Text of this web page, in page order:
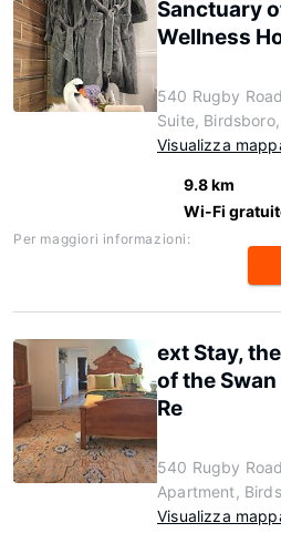
Sanctuary
Wellness
540 Rugby Road
Suite,
Visualizza
9.8 km
Wi-Fi
Per maggiori informazioni:
ext Stay,
of the
Re
540 Rugby
Apartment,
Visualizza